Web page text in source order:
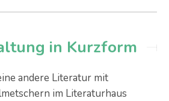
in Kurzform
andere Literatur mit
im Literaturhaus